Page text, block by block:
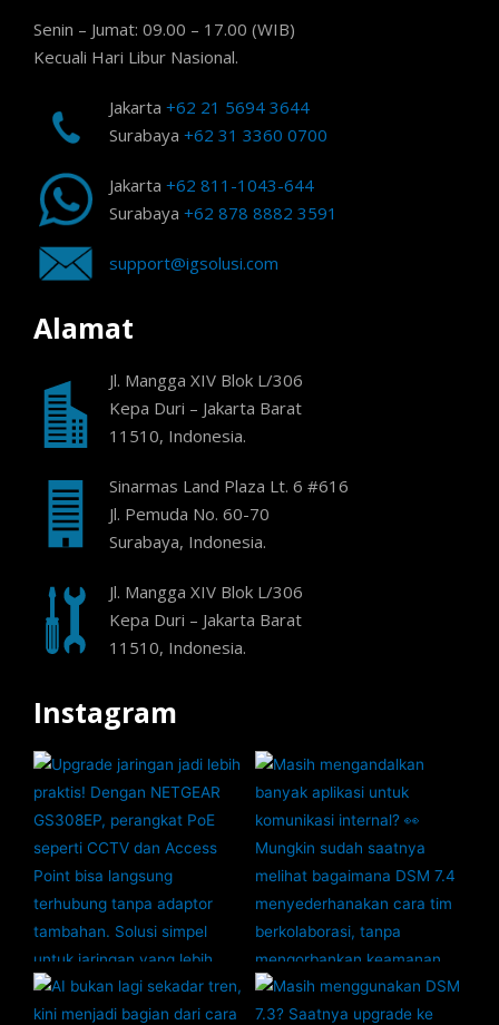
Senin – Jumat: 09.00 – 17.00 (WIB)
Kecuali Hari Libur Nasional.
Jakarta +62 21 5694 3644
Surabaya +62 31 3360 0700
Jakarta +62 811-1043-644
Surabaya +62 878 8882 3591
support@igsolusi.com
Alamat
Jl. Mangga XIV Blok L/306
Kepa Duri – Jakarta Barat
11510, Indonesia.
Sinarmas Land Plaza Lt. 6 #616
Jl. Pemuda No. 60-70
Surabaya, Indonesia.
Jl. Mangga XIV Blok L/306
Kepa Duri – Jakarta Barat
11510, Indonesia.
Instagram